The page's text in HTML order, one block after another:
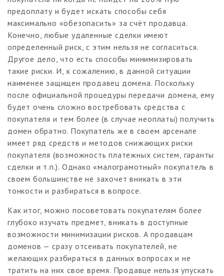
предоплату и будет искать способы себя
максимально «обезопасить» за счёт продавца.
Конечно, любые удаленные сделки имеют
определенный риск, с этим нельзя не согласиться.
Другое дело, что есть способы минимизировать
такие риски. И, к сожалению, в данной ситуации
наименее защищен продавец домена. Поскольку
после официальной процедуры передачи домена, ему
будет очень сложно востребовать средства с
покупателя и тем более (в случае неоплаты) получить
домен обратно. Покупатель же в своем арсенале
имеет ряд средств и методов снижающих риски
покупателя (возможность платежных систем, гаранты
сделки и т.п.). Однако «малограмотный» покупатель в
своем большинстве не захочет вникать в эти
тонкости и разбираться в вопросе.
Как итог, можно посоветовать покупателям более
глубоко изучать предмет, вникать в доступные
возможности минимизации рисков. А продавцам
доменов — сразу отсеивать покупателей, не
желающих разбираться в данных вопросах и не
тратить на них свое время. Продавце нельзя упускать